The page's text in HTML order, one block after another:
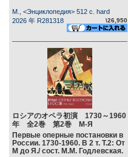
М., <Энциклопедия> 512 c. hard
2026 年 R281318
\26,950
ロシアのオペラ初演 1730～1960
年 全2巻 第2巻 М-Я
Первые оперные постановки в
России. 1730-1960. В 2 т. Т.2: От
М до Я./ сост. М.М. Годлевская.